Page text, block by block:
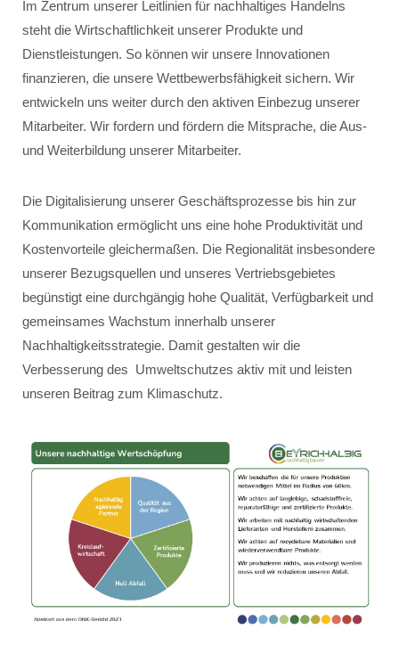
Im Zentrum unserer Leitlinien für nachhaltiges Handelns
steht die Wirtschaftlichkeit unserer Produkte und
Dienstleistungen. So können wir unsere Innovationen
finanzieren, die unsere Wettbewerbsfähigkeit sichern. Wir
entwickeln uns weiter durch den aktiven Einbezug unserer
Mitarbeiter. Wir fordern und fördern die Mitsprache, die Aus-
und Weiterbildung unserer Mitarbeiter.
Die Digitalisierung unserer Geschäftsprozesse bis hin zur
Kommunikation ermöglicht uns eine hohe Produktivität und
Kostenvorteile gleichermaßen. Die Regionalität insbesondere
unserer Bezugsquellen und unseres Vertriebsgebietes
begünstigt eine durchgängig hohe Qualität, Verfügbarkeit und
gemeinsames Wachstum innerhalb unserer
Nachhaltigkeitsstrategie. Damit gestalten wir die
Verbesserung des Umweltschutzes aktiv mit und leisten
unseren Beitrag zum Klimaschutz.